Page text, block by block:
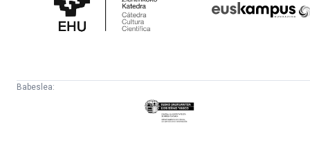
Katedra
Babeslea:
Eusko
Jaurlaritza